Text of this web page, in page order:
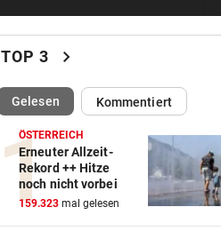
Vorarlbergs Polizei braucht
Hilfe von außen
Aussagen von Thaler sorgen
Gericht für Staunen
BEQUEM NACH VENEDIG? vor
ÖBB-Odyssee: „Haben uns
sterben lassen“
TOP 3 chevron_right
Gelesen(ausgewählt)Kommentiert
ÖSTERREICH
Erneuter Allzeit-
Rekord ++ Hitze
noch nicht vorbei
159.323 mal gelesen